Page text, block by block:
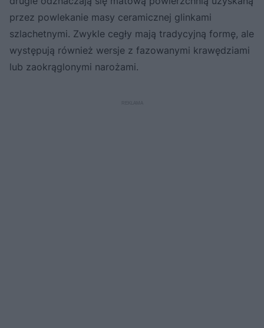
przez powlekanie masy ceramicznej glinkami
szlachetnymi. Zwykle cegły mają tradycyjną formę, ale
występują również wersje z fazowanymi krawędziami
lub zaokrąglonymi narożami.